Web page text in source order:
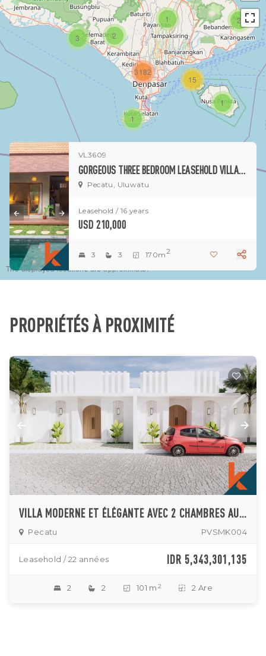
1
1
3 2
15
3182
1
2
The displayed locations are approximate.
VL3609
GORGEOUS THREE BEDROOM LEASEHOLD VILLA IN SERENE AREA OF PECATU - ULUWATU
Pecatu, Uluwatu
Leasehold / 16 years
USD 210,000
3 3 170m2
PROPRIÉTÉS À PROXIMITÉ
VILLA MODERNE ET ÉLÉGANTE AVEC 2 CHAMBRES AU COEUR D'ULUWATU À VENDRE
Pecatu PVSMK004
Leasehold / 22 années IDR 5,343,301,135
2 2 101 m 2 2 Are